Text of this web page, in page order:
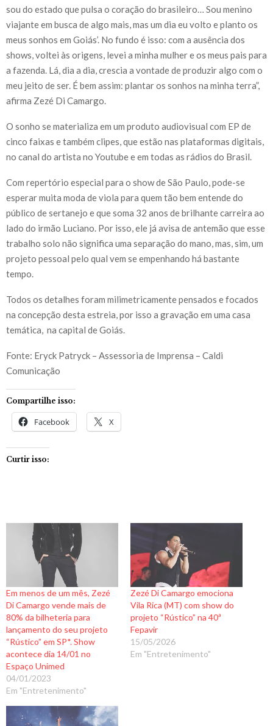
sou do estado que pulsa o coração do brasileiro… Sou menino
viajante em busca de algo mais, mas um dia eu volto e planto os
meus sonhos em Goiás’. No fundo é isso: com a ausência dos
shows, voltei às origens, levei a minha mulher e os meus pais para
a fazenda. Lá, dia a dia, crescia a vontade de produzir algo com o
meu jeito de ser. É bem assim: plantar os sonhos na minha terra”,
afirma Zezé Di Camargo.
O sonho se materializa em um produto audiovisual com EP de
cinco faixas e também clipes, que estão nas plataformas digitais,
no canal do artista no Youtube e em todas as rádios do Brasil.
Com repertório especial para o show de São Paulo, pode-se
esperar muita moda de viola para quem tão bem entende do
público de sertanejo e que soma 32 anos de brilhante carreira ao
lado do irmão Luciano. Por isso, ele já avisa de antemão que esse
trabalho solo não significa uma separação do mano, mas, sim, um
projeto pessoal pelo qual vem se empenhando há bastante
tempo.
Todos os detalhes foram milimetricamente pensados e focados
na concepção desta estreia, por isso a gravação em uma casa
temática, na capital de Goiás.
Fonte: Eryck Patryck – Assessoria de Imprensa – Caldi
Comunicação
Compartilhe isso:
Facebook X
Curtir isso:
Em menos de um mês, Zezé
Di Camargo vende mais de
80% da bilheteria para
lançamento do seu projeto
“Rústico” em SP*. Show
acontece dia 14/01 no
Espaço Unimed
04/01/2023
Em "Entretenimento"
Zezé Di Camargo emociona
Vila Rica (MT) com show do
projeto “Rústico” na 40ª
Fepavir
15/05/2026
Em "Entretenimento"